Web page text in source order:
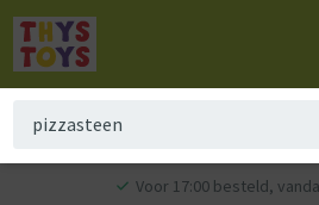
Voor 17:00 besteld,